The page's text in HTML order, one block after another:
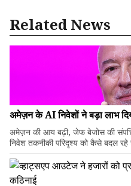
Related News
अमेज़न के AI निवेशों ने बड़ा लाभ
अमेज़न की आय बढ़ी, जेफ बेजोस की
निवेश तकनीकी परिदृश्य को कैसे बदल रहे